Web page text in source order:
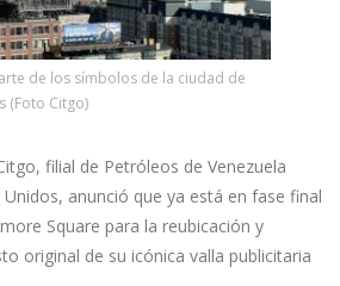
de los símbolos de la ciudad de
(Foto Citgo)
filial de Petróleos de Venezuela
Unidos, anunció que ya está en fase final
Square para la reubicación y
original de su icónica valla publicitaria